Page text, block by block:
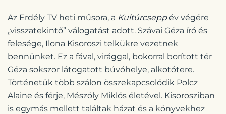
Az Erdély TV heti műsora, a Kultúrcseppév végére
„visszatekintő” válogatást adott. Szávai Géza író és
felesége, Ilona Kisoroszi telkükre vezetnek
bennünket. Ez a fával, virággal, bokorral borított tér
Géza sokszor látogatott búvóhelye, alkotótere.
Történetük több szálon összekapcsolódik Polcz
Alaine és férje, Mészöly Miklós életével. Kisorosziban
is egymás mellett találtak házat és a könyvekhez